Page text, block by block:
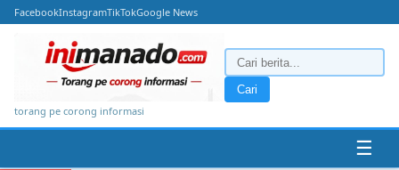
FacebookInstagramTikTokGoogle News
torang pe corong informasi
Cari
☰